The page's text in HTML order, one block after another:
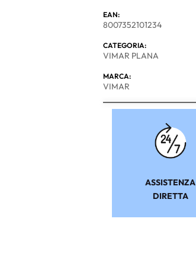
EAN:
8007352101234
CATEGORIA:
VIMAR PLANA
MARCA:
VIMAR
ASSISTENZA
DIRETTA